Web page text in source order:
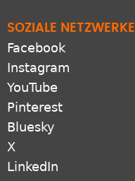
SOZIALE NETZWERKE
Facebook
Instagram
YouTube
Pinterest
Bluesky
X
LinkedIn